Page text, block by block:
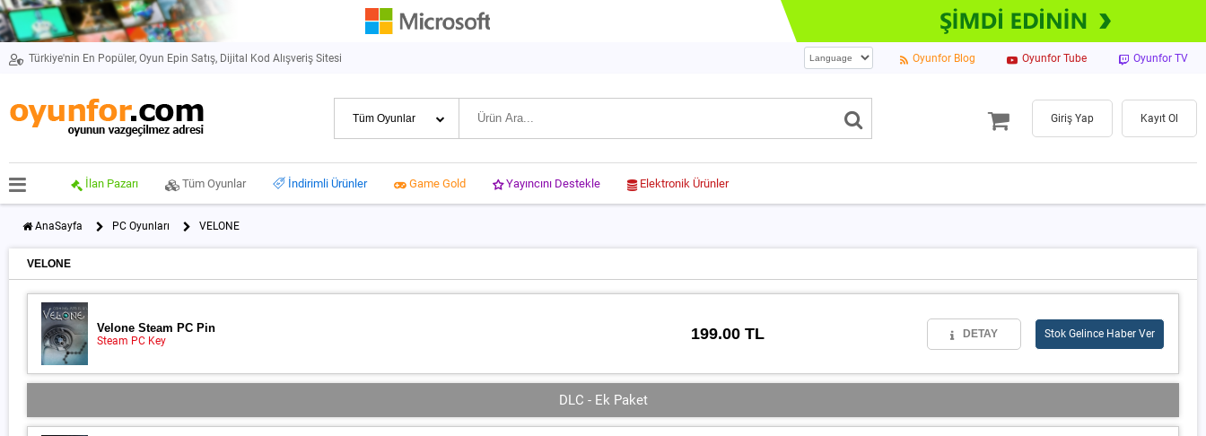
Türkiye'nin En Popüler, Oyun Epin Satış, Dijital Kod Alışveriş Sitesi Oyunfor Blog Oyunfor Tube Oyunfor TV
Giriş Yap Kayıt Ol
İlan Pazarı Tüm Oyunlar İndirimli Ürünler Game Gold Yayıncını Destekle Elektronik Ürünler
AnaSayfa PC Oyunları VELONE
VELONE
Velone Steam PC Pin
Steam PC Key 199.00 TL DETAY Stok Gelince Haber Ver
DLC - Ek Paket